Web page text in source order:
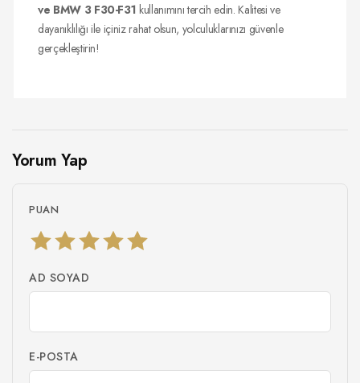
ve BMW 3 F30-F31 kullanımını tercih edin. Kalitesi ve
dayanıklılığı ile içiniz rahat olsun, yolculuklarınızı güvenle
gerçekleştirin!
Yorum Yap
PUAN
AD SOYAD
E-POSTA